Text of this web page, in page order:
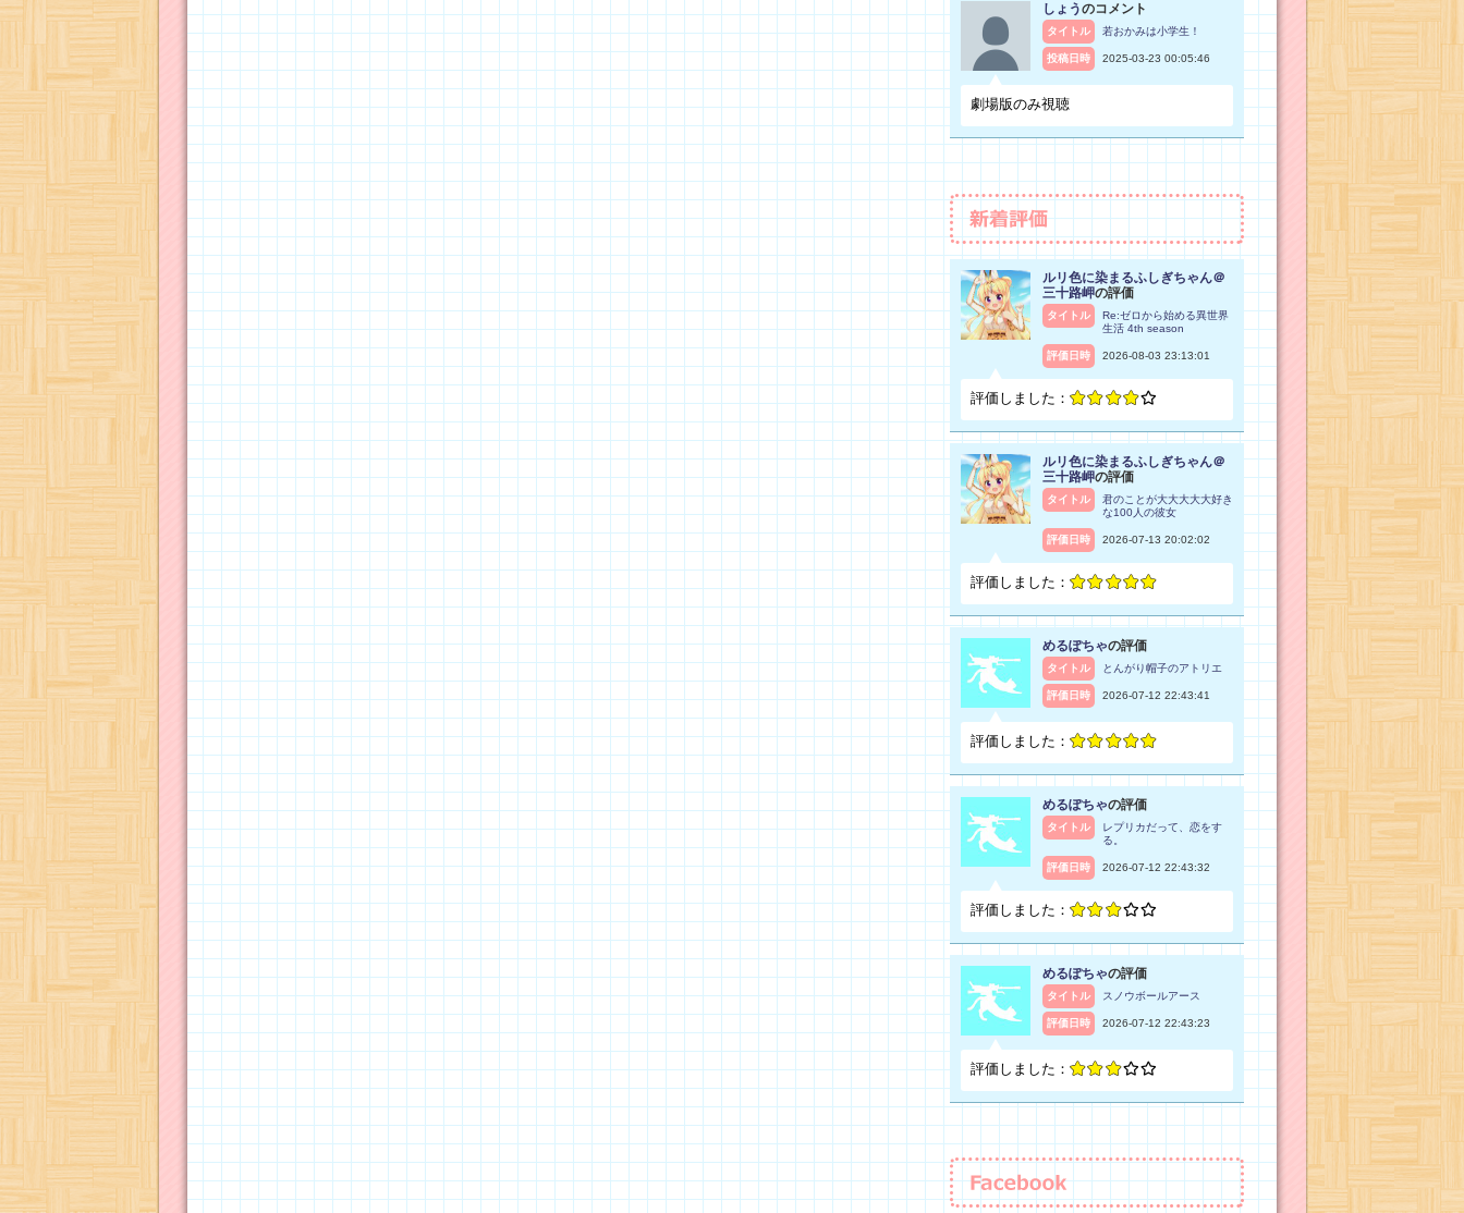
しょうのコメント
タイトル 若おかみは小学生！
投稿日時 2025-03-23 00:05:46
劇場版のみ視聴
ルリ色に染まるふしぎちゃん＠
三十路岬の評価
タイトル
Re:ゼロから始める異世界
生活 4th season
評価日時 2026-08-03 23:13:01
評価しました：
ルリ色に染まるふしぎちゃん＠
三十路岬の評価
タイトル
君のことが大大大大大好き
な100人の彼女
評価日時 2026-07-13 20:02:02
評価しました：
めるぽちゃの評価
タイトル とんがり帽子のアトリエ
評価日時 2026-07-12 22:43:41
評価しました：
めるぽちゃの評価
タイトル
レプリカだって、恋をす
る。
評価日時 2026-07-12 22:43:32
評価しました：
めるぽちゃの評価
タイトル スノウボールアース
評価日時 2026-07-12 22:43:23
評価しました：